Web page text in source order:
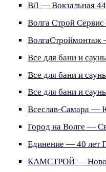
ВЛ — Вокзальная 44
Волга Строй
Все для бани и
Все для бани и
Все для бани и
Всеслав-Самара —
Город на Волге —
Единение — 40 лет
КАМСТРОЙ —